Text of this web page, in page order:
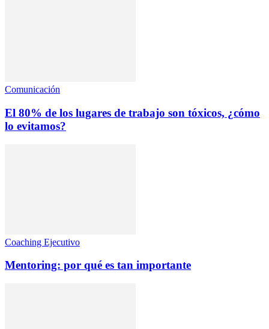
Comunicación
El 80% de los lugares de trabajo son tóxicos, ¿cómo
lo evitamos?
Coaching Ejecutivo
Mentoring: por qué es tan importante